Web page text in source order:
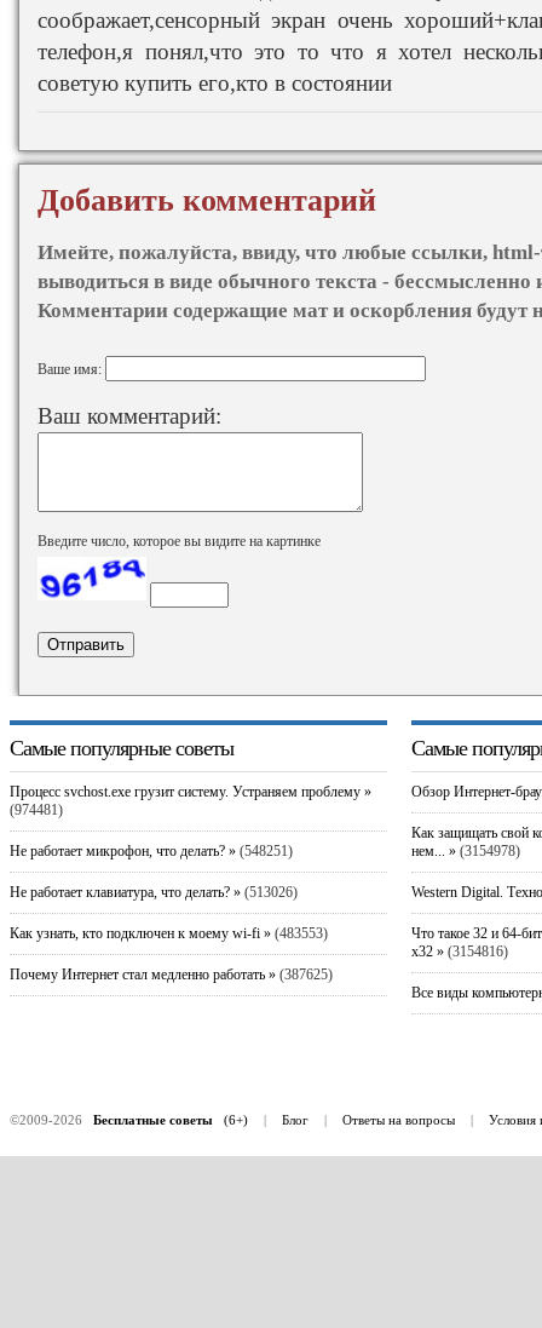
соображает,сенсорный экран очень
телефон,я понял,что это то что я хотел
советую купить его,кто в состоянии
Добавить комментарий
Имейте, пожалуйста, ввиду, что любые ссылки,
выводиться в виде обычного текста - бессмысленно
Комментарии содержащие мат и оскорбления будут
Ваше имя:
Ваш комментарий:
Введите число, которое вы видите на картинке
Самые популярные советы
Процесс svchost.exe грузит систему. Устраняем проблему »
(974481)
Не работает микрофон, что делать? »(548251)
Не работает клавиатура, что делать? »(513026)
Как узнать, кто подключен к моему wi-fi »(483553)
Почему Интернет стал медленно работать »(387625)
Самые
Обзор Интернет-
Как защищать свой
нем... »(3154978)
Western Digital.
Что такое 32 и 64-
x32 »(3154816)
Все виды
©2009-2026 Бесплатные советы(6+) | Блог | Ответы на вопросы | Условия